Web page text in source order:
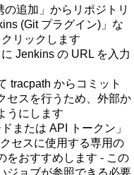
の追加」からリポジトリ
(Git プラグイン)」な
リックします
Jenkins の URL を入力
tracpath からコミット
セスを行うため、外部か
うにします
または API トークン」
セスに使用する専用の
をおすすめします - この